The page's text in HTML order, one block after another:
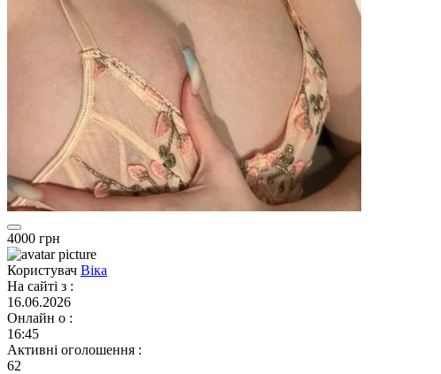
4000 грн
Користувач Віка
На сайті з :
16.06.2026
Онлайн о :
16:45
Активні оголошення :
62